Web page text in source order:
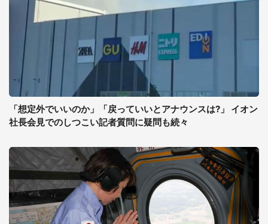
「想定外でいいのか」「戻っていいとアナウンスは?」 イオン
社長会見でのしつこい記者質問に疑問も続々